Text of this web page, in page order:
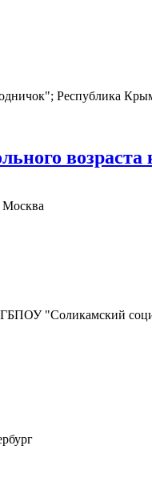
Республика
"Соликамский